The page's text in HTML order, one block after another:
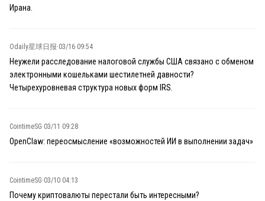
Ирана.
Odaily星球日报·03/16 09:54
Неужели расследование налоговой службы США связано с обменом
электронными кошельками шестилетней давности?
Четырехуровневая структура новых форм IRS.
CointimeSG·03/11 09:28
OpenClaw: переосмысление «возможностей ИИ в выполнении задач»
CointimeSG·03/10 04:13
Почему криптовалюты перестали быть интересными?